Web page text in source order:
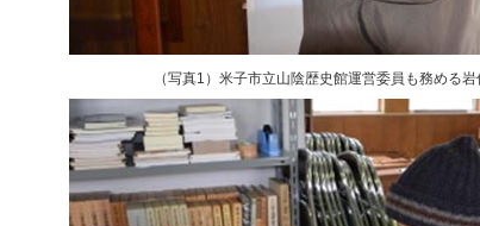
（写真1）米子市立山陰歴史館運営委員も務める